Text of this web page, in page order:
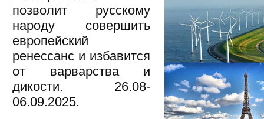
позволит русскому
народу совершить
европейский
ренессанс и избавится
от варварства и
дикости. 26.08-
06.09.2025.